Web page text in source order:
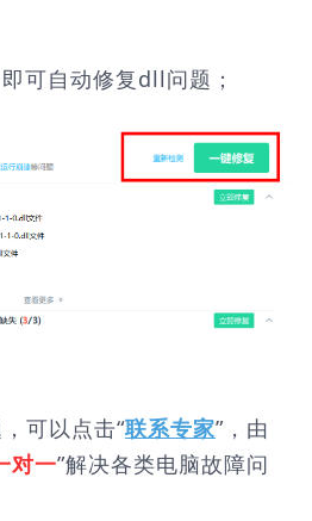
即可自动修复dll问题；
可以点击“联系专家”，由
对一”解决各类电脑故障问